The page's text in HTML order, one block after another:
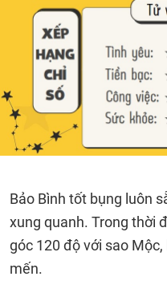
Bảo Bình tốt bụng luôn
xung quanh. Trong thời
góc 120 độ với sao
mến.